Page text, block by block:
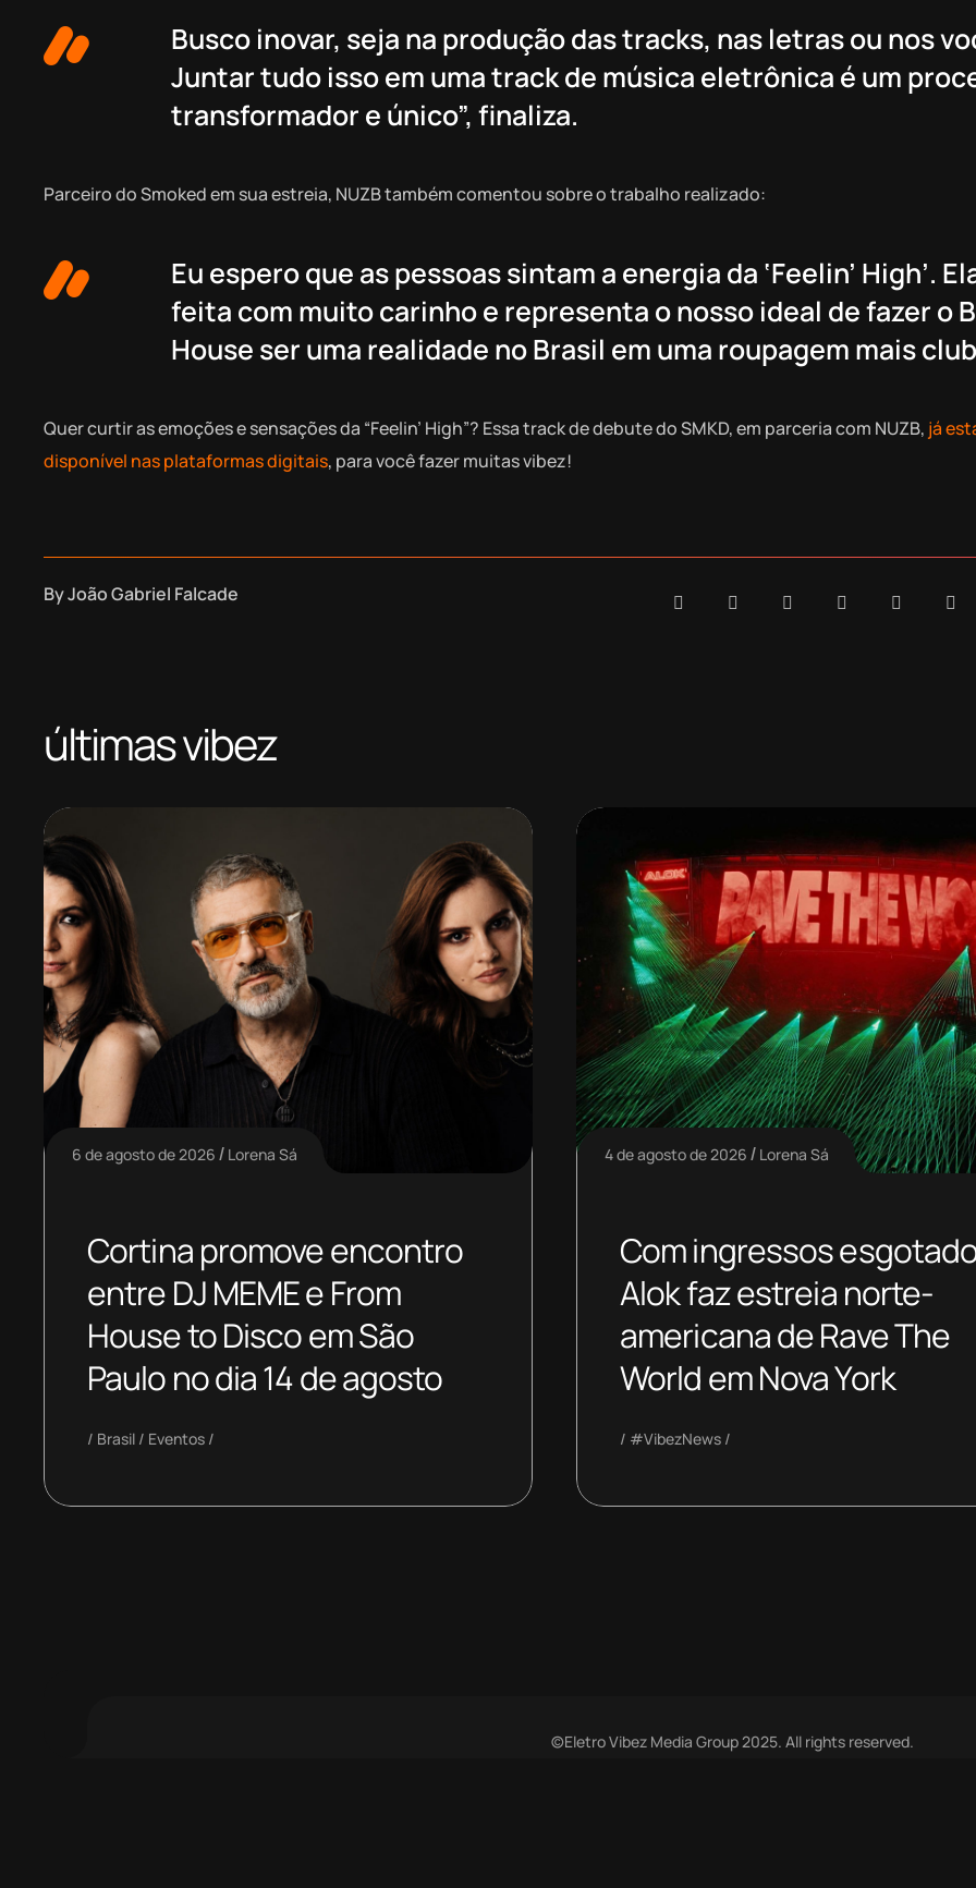
Busco inovar, seja na produção das tracks, nas letras ou nos
Juntar tudo isso em uma track de música eletrônica é um
transformador e único”, finaliza.
Parceiro do Smoked em sua estreia, NUZB também comentou sobre o trabalho realizado:
Eu espero que as pessoas sintam a energia da ‘Feelin’ High’.
feita com muito carinho e representa o nosso ideal de fazer o
House ser uma realidade no Brasil em uma roupagem mais
Quer curtir as emoções e sensações da “Feelin’ High”? Essa track de debute do SMKD, em parceria com NUZB, já
disponível nas plataformas digitais, para você fazer muitas vibez!
ByJoão Gabriel Falcade
últimas vibez
6 de agosto de 2026 Lorena Sá
Cortina promove encontro
entre DJ MEME e From
House to Disco em São
Paulo no dia 14 de agosto
Brasil Eventos
4 de agosto de 2026 Lorena Sá
Com ingressos
Alok faz estreia norte-
americana de Rave The
World em Nova York
#VibezNews
©Eletro Vibez Media Group 2025. All rights reserved.